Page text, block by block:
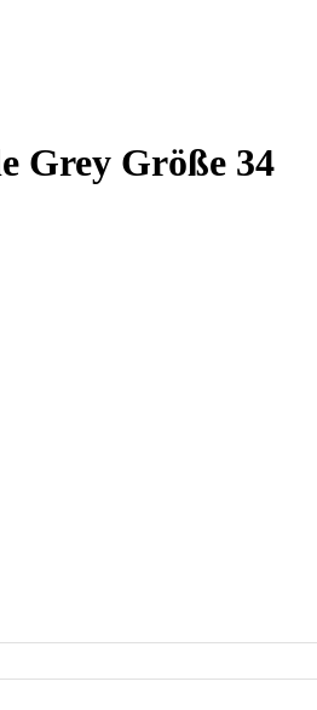
Grey Größe 34